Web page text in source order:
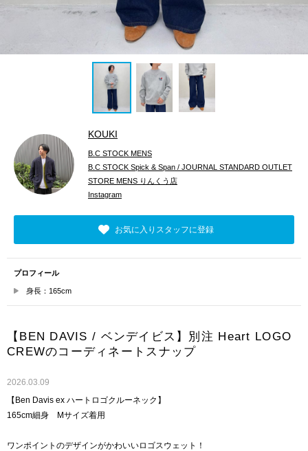
KOUKI
B.C STOCK MENS
B.C STOCK Spick & Span / JOURNAL STANDARD OUTLET
STORE MENS りんくう店
Instagram
お気に入りスタッフに登録
プロフィール
身長：165cm
【BEN DAVIS / ベンデイビス】別注 Heart LOGO
CREWのコーディネートスナップ
2026.03.09
【Ben Davis ex ハートロゴクルーネック】
165cm細身 Mサイズ着用
ワンポイントのデザインがかわいいロゴスウェット！